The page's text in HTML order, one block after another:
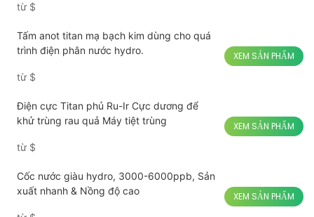
từ $
Tấm anot titan mạ bạch kim dùng cho quá
trình điện phân nước hydro.
từ $
XEM SẢN PHẨM
Điện cực Titan phủ Ru-Ir Cực dương để
khử trùng rau quả Máy tiệt trùng
từ $
XEM SẢN PHẨM
Cốc nước giàu hydro, 3000-6000ppb, Sản
xuất nhanh & Nồng độ cao
XEM SẢN PHẨM